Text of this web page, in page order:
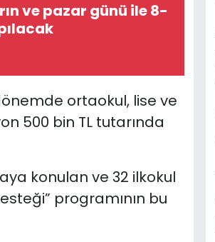
ve pazar günü ile 8-
dönemde ortaokul, lise ve
500 bin TL tutarında
konulan ve 32 ilkokul
programının bu